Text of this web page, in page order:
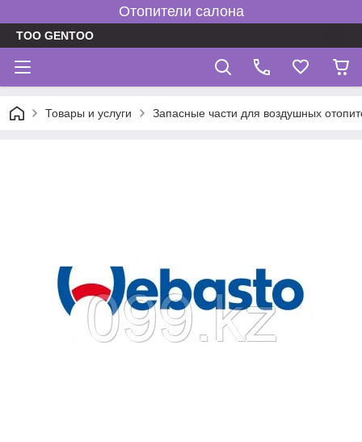
Отопители салона
TOO GENTOO
Товары и услуги Запасные части для воздушных